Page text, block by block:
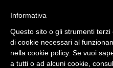
Informativa
Questo sito o gli strumenti
di cookie necessari al
nella cookie policy. Se vuoi
a tutti o ad alcuni cookie,